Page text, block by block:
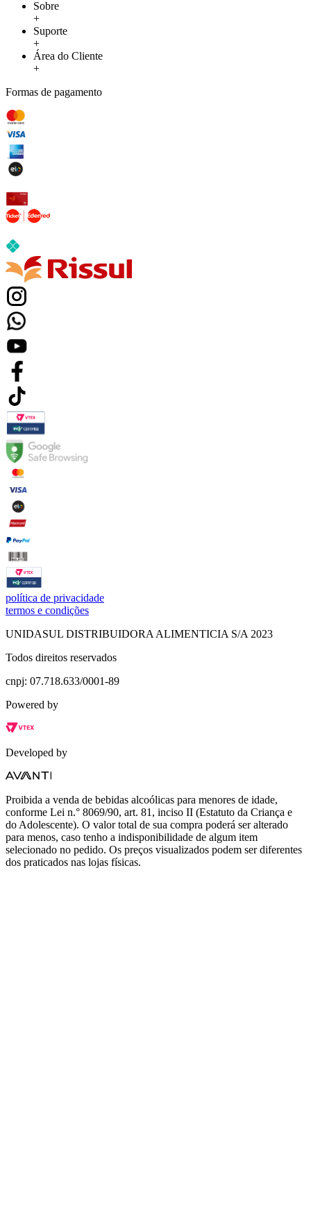
Sobre
+
Suporte
+
Área do Cliente
+
Formas de pagamento
política de privacidade
termos e condições
UNIDASUL DISTRIBUIDORA ALIMENTICIA S/A 2023
Todos direitos reservados
cnpj: 07.718.633/0001-89
Powered by
Developed by
Proibida a venda de bebidas alcoólicas para menores de idade,
conforme Lei n.° 8069/90, art. 81, inciso II (Estatuto da Criança e
do Adolescente). O valor total de sua compra poderá ser alterado
para menos, caso tenho a indisponibilidade de algum item
selecionado no pedido. Os preços visualizados podem ser diferentes
dos praticados nas lojas físicas.